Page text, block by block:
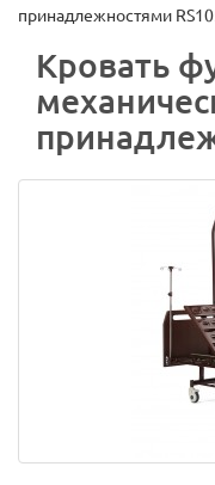
принадлежностями
Кровать